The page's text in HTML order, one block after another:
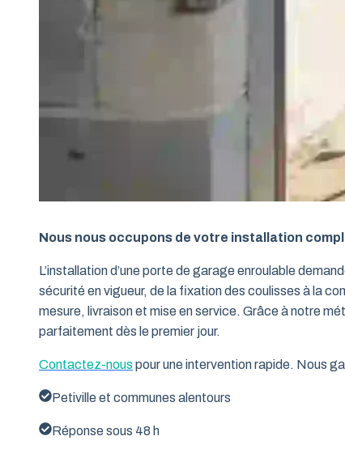
Nous nous occupons de votre installation
L’installation d’une porte de garage enroulable
sécurité en vigueur, de la fixation des coulisses à la
mesure, livraison et mise en service. Grâce à notre
parfaitement dès le premier jour.
Contactez-nous pour une intervention rapide. Nous
Petiville et communes alentours
Réponse sous 48 h